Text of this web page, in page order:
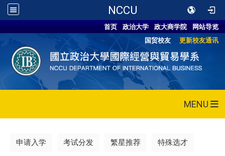
NCCU
首页 政治大学 政大商学院
网站导览
国贸校友
更新校友通讯
MENU
申请入学 考试分发 繁星推荐 特殊选才